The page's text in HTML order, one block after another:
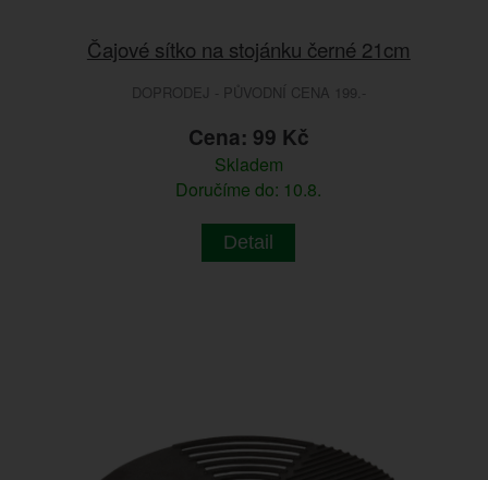
Čajové sítko na stojánku černé 21cm
DOPRODEJ - PŮVODNÍ CENA 199.-
Cena: 99 Kč
Skladem
Doručíme do: 10.8.
Detail